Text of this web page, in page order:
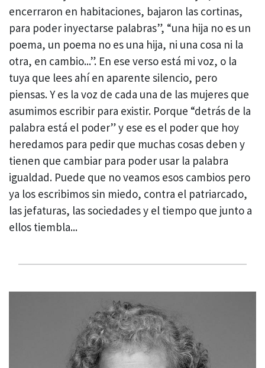
encerraron en habitaciones, bajaron las cortinas,
para poder inyectarse palabras”, “una hija no es un
poema, un poema no es una hija, ni una cosa ni la
otra, en cambio...”. En ese verso está mi voz, o la
tuya que lees ahí en aparente silencio, pero
piensas. Y es la voz de cada una de las mujeres que
asumimos escribir para existir. Porque “detrás de la
palabra está el poder” y ese es el poder que hoy
heredamos para pedir que muchas cosas deben y
tienen que cambiar para poder usar la palabra
igualdad. Puede que no veamos esos cambios pero
ya los escribimos sin miedo, contra el patriarcado,
las jefaturas, las sociedades y el tiempo que junto a
ellos tiembla...